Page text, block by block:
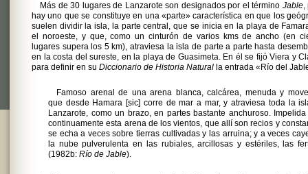
Más de 30 lugares de Lanzarote son designados por el término Jable,
hay uno que se constituye en una «parte» característica en que los
suelen dividir la isla, la parte central, que se inicia en la playa de
el noroeste, y que, como un cinturón de varios kms de ancho (en
lugares supera los 5 km), atraviesa la isla de parte a parte hasta
en la costa del sureste, en la playa de Guasimeta. En él se fijó Viera y
para definir en su Diccionario de Historia Natural la entrada «Río del
Famoso arenal de una arena blanca, calcárea, menuda y
que desde Hamara [sic] corre de mar a mar, y atraviesa toda la
Lanzarote, como un brazo, en partes bastante anchuroso.
continuamente esta arena de los vientos, que allí son recios y
se echa a veces sobre tierras cultivadas y las arruina; y a veces
la nube pulverulenta en las rubiales, arcillosas y estériles, las
(1982b: Río de Jable).